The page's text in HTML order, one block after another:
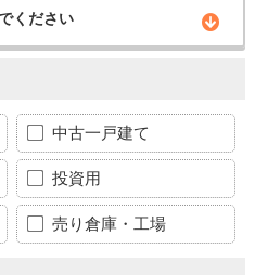
ください
中古一戸建て
投資用
売り倉庫・工場